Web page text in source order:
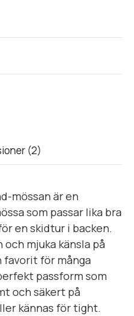
(2)
mössan är en
som passar lika bra
en skidtur i backen.
och mjuka känsla på
favorit för många
passform som
och säkert på
kännas för tight.